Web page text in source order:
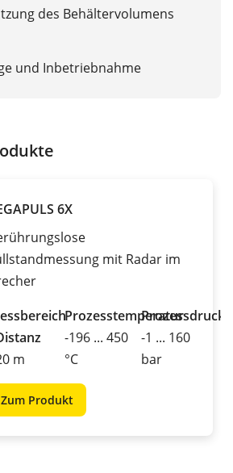
des Behältervolumens
und Inbetriebnahme
6X
mit Radar im
m
Prozesstemperatur
-196 ... 450
°C
Prozessdruck
-1 ... 160
bar
Zum Produkt